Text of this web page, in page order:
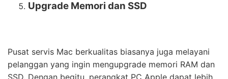
Upgrade Memori dan SSD
Pusat servis Mac berkualitas biasanya juga melayani
pelanggan yang ingin mengupgrade memori RAM dan